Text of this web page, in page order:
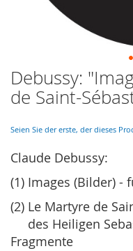
Skip
to
the
of
images
Debussy:
de Saint-
Seien Sie der erste, der dieses
Claude Debussy:
(1) Images (Bilder) -
(2) Le Martyre de
des Heiligen
Fragmente